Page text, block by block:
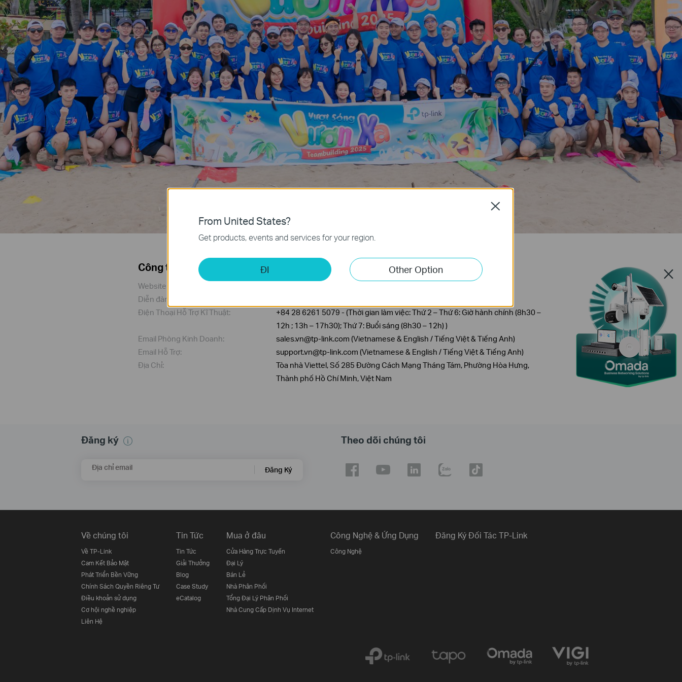
Công ty TNHH TP-Link Technologies Việt Nam
Website:
Diễn đàn hỗ trợ kỹ thuật:
Điện Thoại Hỗ Trợ Kĩ Thuật:
+84 28 6261 5079 - (Thời gian làm việc: Thứ 2 – Thứ 6: Giờ hành chính (8h30 –
12h ; 13h – 17h30); Thứ 7: Buổi sáng (8h30 – 12h) )
Email Phòng Kinh Doanh:
sales.vn@tp-link.com (Vietnamese & English / Tiếng Việt & Tiếng Anh)
Email Hỗ Trợ:
support.vn@tp-link.com (Vietnamese & English / Tiếng Việt & Tiếng Anh)
Địa Chỉ:
Tòa nhà Viettel, Số 285 Đường Cách Mạng Tháng Tám, Phường Hòa Hưng,
Thành phố Hồ Chí Minh, Việt Nam
Đăng ký
Địa chỉ email Đăng Ký
Theo dõi chúng tôi
Về chúng tôi
Về TP-Link
Cam Kết Bảo Mật
Phát Triển Bền Vững
Chính Sách Quyền Riêng Tư
Điều khoản sử dụng
Cơ hội nghề nghiệp
Liên Hệ
Tin Tức
Tin Tức
Giải Thưởng
Blog
Case Study
eCatalog
Mua ở đâu
Cửa Hàng Trực Tuyến
Đại Lý
Bán Lẻ
Nhà Phân Phối
Tổng Đại Lý Phân Phối
Nhà Cung Cấp Dịnh Vụ Internet
Công Nghệ & Ứng Dụng
Công Nghệ
Đăng Ký Đối Tác TP-Link
From United States?
Get products, events and services for your region.
ĐI Other Option
Close